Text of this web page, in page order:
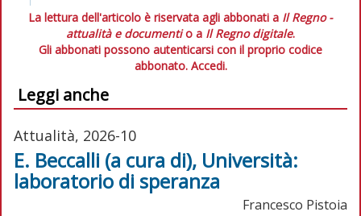
La lettura dell'articolo è riservata agli abbonati a Il Regno -
attualità e documentio a Il Regno digitale.
Gli abbonati possono autenticarsi con il proprio codice
abbonato. Accedi.
Leggi anche
Attualità, 2026-10
E. Beccalli (a cura di), Università:
laboratorio di speranza
Francesco Pistoia